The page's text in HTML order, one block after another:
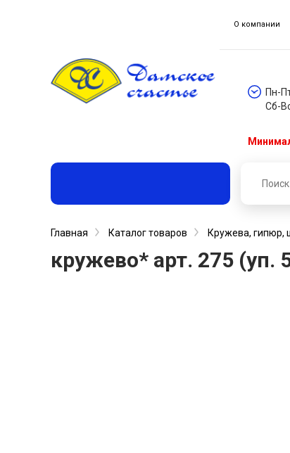
О компании
Пн-
Сб-
Главная Каталог товаров Кружева, гипюр,
кружево* арт. 275